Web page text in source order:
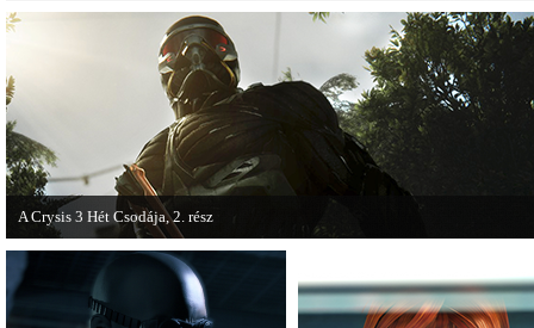
Hamarosan minden infó kiderül a Battlefield 3 utolsó, End Game
A Crysis 3 Hét Csodája, 2. rész
Megjelent a Crysis 3 videosorozat második része, amely a The Hunt címet